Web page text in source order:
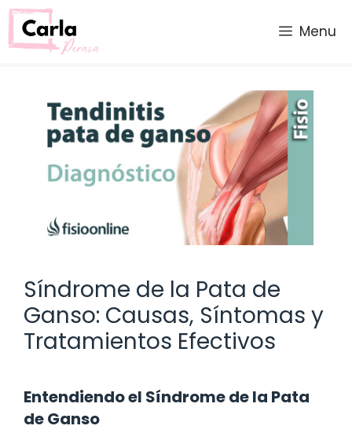
Saltar
al
contenido
Menu
Síndrome de la Pata de
Ganso: Causas, Síntomas y
Tratamientos Efectivos
Entendiendo el Síndrome de la Pata
de Ganso